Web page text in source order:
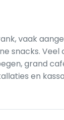
vaak
snacks.
grand
en